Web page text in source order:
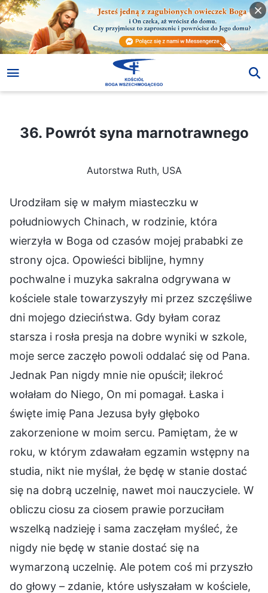
36. Powrót syna marnotrawnego
36. Powrót syna marnotrawnego
Autorstwa Ruth, USA
Urodziłam się w małym miasteczku w
południowych Chinach, w rodzinie, która
wierzyła w Boga od czasów mojej prababki ze
strony ojca. Opowieści biblijne, hymny
pochwalne i muzyka sakralna odgrywana w
kościele stale towarzyszyły mi przez szczęśliwe
dni mojego dzieciństwa. Gdy byłam coraz
starsza i rosła presja na dobre wyniki w szkole,
moje serce zaczęło powoli oddalać się od Pana.
Jednak Pan nigdy mnie nie opuścił; ilekroć
wołałam do Niego, On mi pomagał. Łaska i
święte imię Pana Jezusa były głęboko
zakorzenione w moim sercu. Pamiętam, że w
roku, w którym zdawałam egzamin wstępny na
studia, nikt nie myślał, że będę w stanie dostać
się na dobrą uczelnię, nawet moi nauczyciele. W
obliczu ciosu za ciosem prawie porzuciłam
wszelką nadzieję i sama zaczęłam myśleć, że
nigdy nie będę w stanie dostać się na
wymarzoną uczelnię. Ale potem coś mi przyszło
do głowy – zdanie, które usłyszałam w kościele,